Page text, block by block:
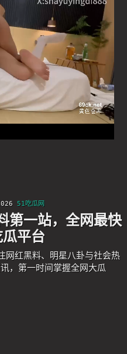
51吃瓜网
一站，全网最快
平台
网红黑料、明星八卦与社会热
，第一时间掌握全网大瓜